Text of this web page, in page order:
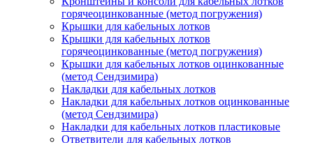
горячеоцинкованные (метод погружения)
Крышки для кабельных лотков
Крышки для кабельных лотков
горячеоцинкованные (метод погружения)
Крышки для кабельных лотков оцинкованные
(метод Сендзимира)
Накладки для кабельных лотков
Накладки для кабельных лотков оцинкованные
(метод Сендзимира)
Накладки для кабельных лотков пластиковые
Ответвители для кабельных лотков